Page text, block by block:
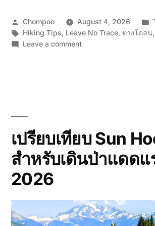
Posted
by
Chompoo August 4, 2026
Tags:
Hiking Tips, Leave No Trace,ทางโคลน,
Leave a commenton
รับ
ผิด
ชอบ:
6
ช่วย
ให้
ปลอดภัย
เปรียบเทียบ Sun
สำหรับเดินป่าแดดแ
2026